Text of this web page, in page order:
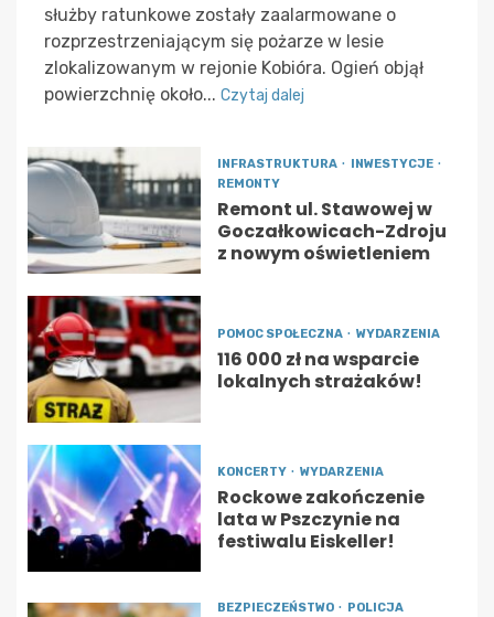
służby ratunkowe zostały zaalarmowane o
rozprzestrzeniającym się pożarze w lesie
zlokalizowanym w rejonie Kobióra. Ogień objął
powierzchnię około... Czytaj dalej
INFRASTRUKTURA
INWESTYCJE
REMONTY
Remont ul. Stawowej w
Goczałkowicach-Zdroju
z nowym oświetleniem
POMOC SPOŁECZNA WYDARZENIA
116 000 zł na wsparcie
lokalnych strażaków!
KONCERTY WYDARZENIA
Rockowe zakończenie
lata w Pszczynie na
festiwalu Eiskeller!
BEZPIECZEŃSTWO POLICJA